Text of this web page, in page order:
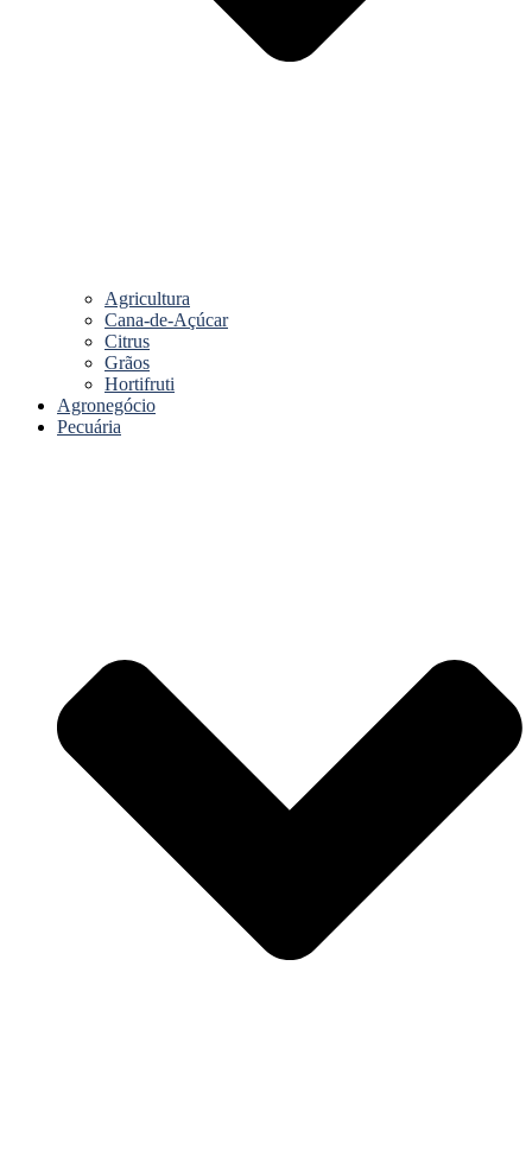
Agricultura
Cana-de-Açúcar
Citrus
Grãos
Hortifruti
Agronegócio
Pecuária